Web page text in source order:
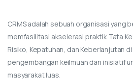
CRMS adalah sebuah organisasi yang
memfasilitasi akselerasi praktik Tata
Risiko, Kepatuhan, dan Keberlanjutan
pengembangan keilmuan dan inisiatif
masyarakat luas.